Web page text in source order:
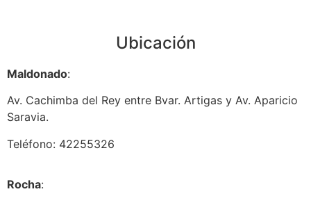
Ubicación
Maldonado:
Av. Cachimba del Rey entre Bvar. Artigas y Av. Aparicio
Saravia.
Teléfono: 42255326
Rocha: